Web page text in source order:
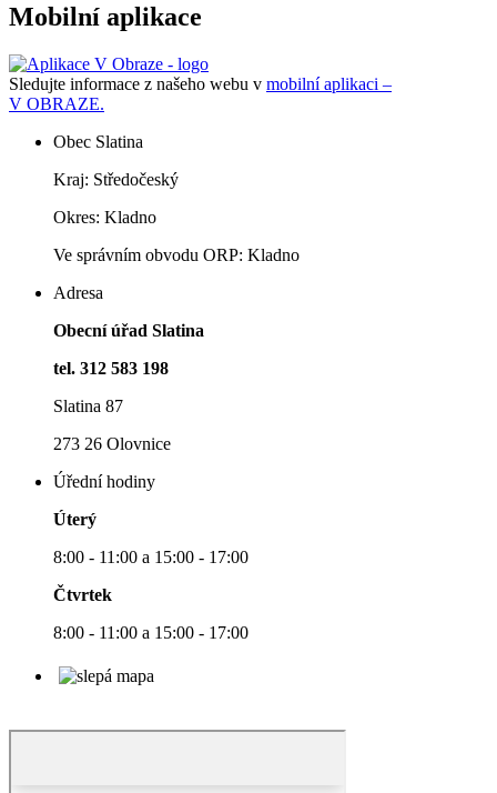
Mobilní aplikace
Sledujte informace z našeho webu v mobilní aplikaci –
V OBRAZE.
Obec Slatina
Kraj: Středočeský
Okres: Kladno
Ve správním obvodu ORP: Kladno
Adresa
Obecní úřad Slatina
tel. 312 583 198
Slatina 87
273 26 Olovnice
Úřední hodiny
Úterý
8:00 - 11:00 a 15:00 - 17:00
Čtvrtek
8:00 - 11:00 a 15:00 - 17:00